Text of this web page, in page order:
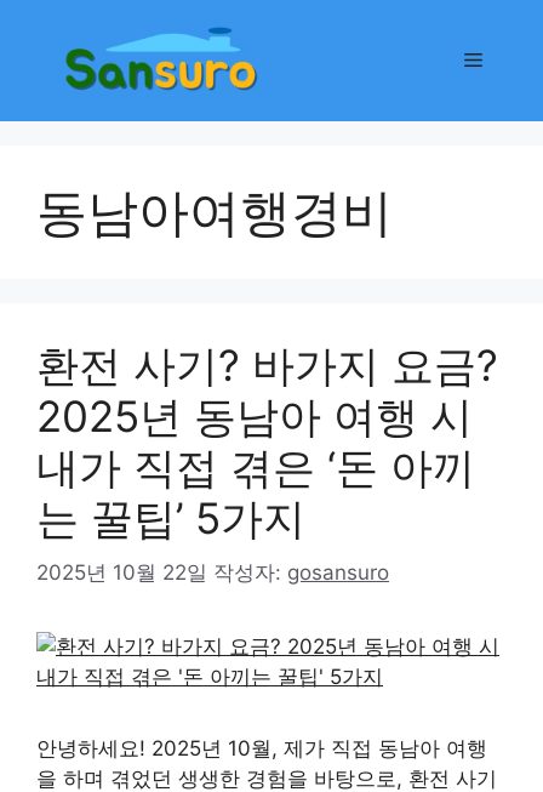
메
동남아여행경비
환전 사기? 바가지 요금?
2025년 동남아 여행 시
내가 직접 겪은 ‘돈 아끼
는 꿀팁’ 5가지
2025년 10월 22일 작성자: gosansuro
안녕하세요! 2025년 10월, 제가 직접 동남아 여행
을 하며 겪었던 생생한 경험을 바탕으로, 환전 사기